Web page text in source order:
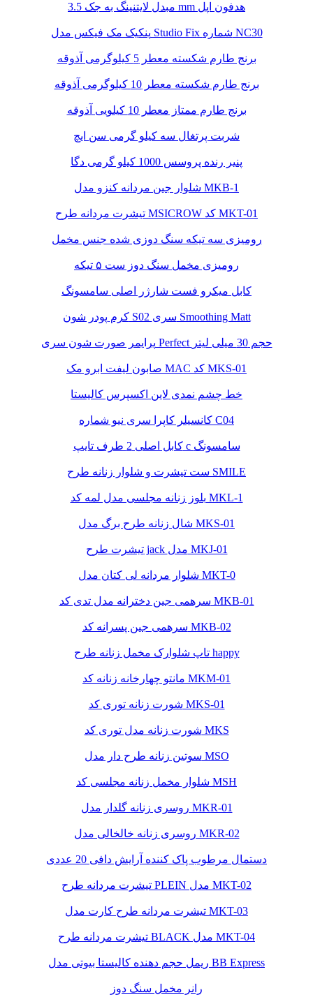
مبدل لایتنینگ به جک 3.5 mm هدفون اپل
پنکیک مک فیکس مدل Studio Fix شماره NC30
برنج طارم شکسته معطر 5 کیلوگرمی آذوقه
برنج طارم شکسته معطر 10 کیلوگرمی آذوقه
برنج طارم ممتاز معطر 10 کیلویی آذوقه
شربت پرتغال سه کیلو گرمی سن ایچ
پنیر رنده پروسس 1000 کیلو گرمی دگا
شلوار جین مردانه کنزو مدل MKB-1
تیشرت مردانه طرح MSICROW کد MKT-01
رومیزی سه تیکه سنگ دوزی شده جنس مخمل
رومیزی مخمل سنگ دوز ست ۵ تیکه
کابل میکرو فست شارژر اصلی سامسونگ
کرم پودر شون S02 سری Smoothing Matt
پرایمر صورت شون سری Perfect حجم 30 میلی لیتر
صابون لیفت ابرو مک MAC کد MKS-01
خط چشم نمدی لاین اکسپرس کالیستا
کانسیلر کاپرا سری نیو شماره C04
کابل اصلی 2 طرف تایپ c سامسونگ
ست تیشرت و شلوار زنانه طرح SMILE
بلوز زنانه مجلسی مدل لمه کد MKL-1
شال زنانه طرح برگ مدل MKS-01
تیشرت طرح jack مدل MKJ-01
شلوار مردانه لی کتان مدل MKT-0
سرهمی جین دخترانه مدل تدی کد MKB-01
سرهمی جین پسرانه کد MKB-02
تاپ شلوارک مخمل زنانه طرح happy
مانتو چهارخانه زنانه کد MKM-01
شورت زنانه توری کد MKS-01
شورت زنانه مدل توری کد MKS
سوتین زنانه طرح دار مدل MSO
شلوار مخمل زنانه مجلسی کد MSH
روسری زنانه گلدار مدل MKR-01
روسری زنانه خالخالی مدل MKR-02
دستمال مرطوب پاک کننده آرایش دافی 20 عددی
تیشرت مردانه طرح PLEIN مدل MKT-02
تیشرت مردانه طرح کارت مدل MKT-03
تیشرت مردانه طرح BLACK مدل MKT-04
ریمل حجم دهنده کالیستا بیوتی مدل BB Express
رانر مخمل سنگ دوز